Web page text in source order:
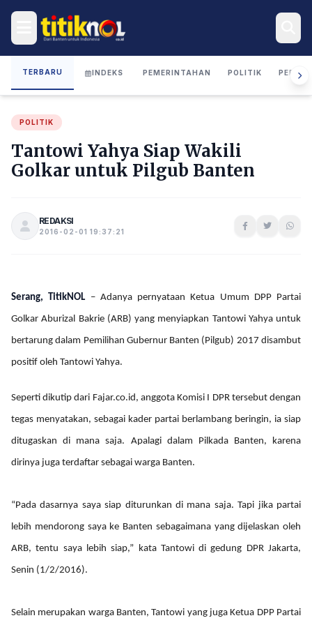
TERBARU INDEKS PEMERINTAHAN POLITIK
POLITIK
Tantowi Yahya Siap Wakili
Golkar untuk Pilgub Banten
REDAKSI
2016-02-01 19:37:21
Serang, TitikNOL – Adanya pernyataan Ketua Umum DPP Partai
Golkar Aburizal Bakrie (ARB) yang menyiapkan Tantowi Yahya untuk
bertarung dalam Pemilihan Gubernur Banten (Pilgub) 2017 disambut
positif oleh Tantowi Yahya.
Seperti dikutip dari Fajar.co.id, anggota Komisi I DPR tersebut dengan
tegas menyatakan, sebagai kader partai berlambang beringin, ia siap
ditugaskan di mana saja. Apalagi dalam Pilkada Banten, karena
dirinya juga terdaftar sebagai warga Banten.
“Pada dasarnya saya siap diturunkan di mana saja. Tapi jika partai
lebih mendorong saya ke Banten sebagaimana yang dijelaskan oleh
ARB, tentu saya lebih siap,” kata Tantowi di gedung DPR Jakarta,
Senin (1/2/2016).
Selain merupakan warga Banten, Tantowi yang juga Ketua DPP Partai